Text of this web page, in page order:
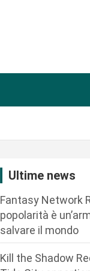
Ultime news
Fantasy Network
popolarità è
salvare il mondo
Kill the Shadow